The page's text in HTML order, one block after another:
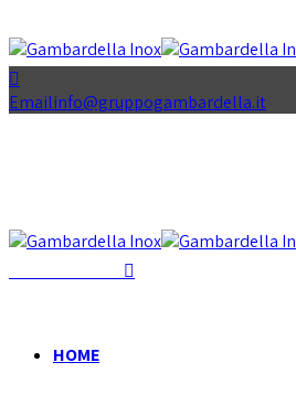
Emailinfo@gruppogambardella.it
HOME